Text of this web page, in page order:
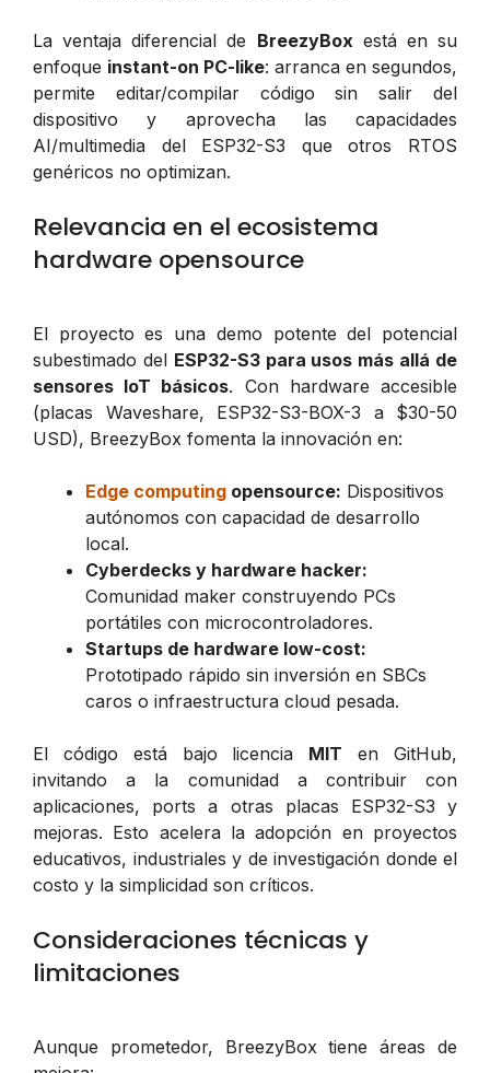
La ventaja diferencial de BreezyBox está en su
enfoque instant-on PC-like: arranca en segundos,
permite editar/compilar código sin salir del
dispositivo y aprovecha las capacidades
AI/multimedia del ESP32-S3 que otros RTOS
genéricos no optimizan.
Relevancia en el ecosistema
hardware opensource
El proyecto es una demo potente del potencial
subestimado del ESP32-S3 para usos más allá de
sensores IoT básicos. Con hardware accesible
(placas Waveshare, ESP32-S3-BOX-3 a $30-50
USD), BreezyBox fomenta la innovación en:
Edge computing opensource: Dispositivos
autónomos con capacidad de desarrollo
local.
Cyberdecks y hardware hacker:
Comunidad maker construyendo PCs
portátiles con microcontroladores.
Startups de hardware low-cost:
Prototipado rápido sin inversión en SBCs
caros o infraestructura cloud pesada.
El código está bajo licencia MIT en GitHub,
invitando a la comunidad a contribuir con
aplicaciones, ports a otras placas ESP32-S3 y
mejoras. Esto acelera la adopción en proyectos
educativos, industriales y de investigación donde el
costo y la simplicidad son críticos.
Consideraciones técnicas y
limitaciones
Aunque prometedor, BreezyBox tiene áreas de